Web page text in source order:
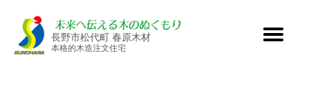
長野市松代町 春原木材
本格的木造注文住宅